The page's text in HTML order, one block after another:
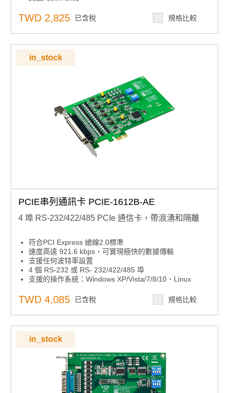
TWD 2,825 已含稅 規格比較
in_stock
PCIE串列通訊卡 PCIE-1612B-AE
4 埠 RS-232/422/485 PCIe 通信卡，帶浪湧和隔離
符合PCI Express 總線2.0標準
速度高達 921.6 kbps，可實現極快的數據傳輸
支援任何波特率設置
4 個 RS-232 或 RS- 232/422/485 埠
支援的操作系統：Windows XP/Vista/7/8/10、Linux
TWD 4,085 已含稅 規格比較
in_stock